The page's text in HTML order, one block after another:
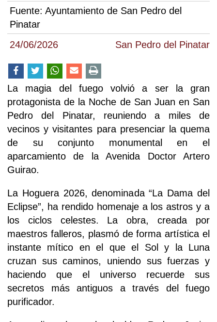
24/06/2026 San Pedro del Pinatar
Fuente: Ayuntamiento de San Pedro del
Pinatar
La magia del fuego volvió a ser la gran
protagonista de la Noche de San Juan en San
Pedro del Pinatar, reuniendo a miles de
vecinos y visitantes para presenciar la quema
de su conjunto monumental en el
aparcamiento de la Avenida Doctor Artero
Guirao.
La Hoguera 2026, denominada “La Dama del
Eclipse”, ha rendido homenaje a los astros y a
los ciclos celestes. La obra, creada por
maestros falleros, plasmó de forma artística el
instante mítico en el que el Sol y la Luna
cruzan sus caminos, uniendo sus fuerzas y
haciendo que el universo recuerde sus
secretos más antiguos a través del fuego
purificador.